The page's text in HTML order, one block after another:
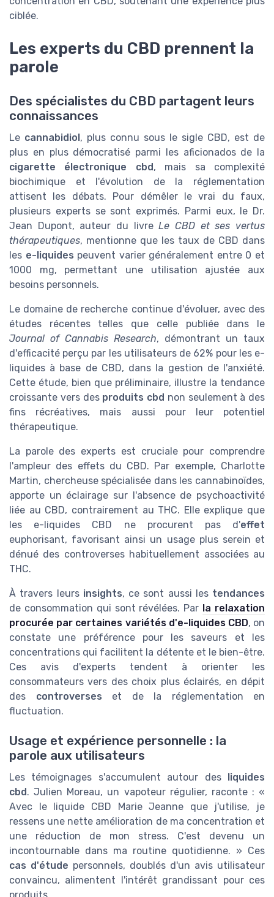
ciblée.
Les experts du CBD prennent la
parole
Des spécialistes du CBD partagent leurs
connaissances
Le cannabidiol, plus connu sous le sigle CBD, est de
plus en plus démocratisé parmi les aficionados de la
cigarette électronique cbd, mais sa complexité
biochimique et l'évolution de la réglementation
attisent les débats. Pour démêler le vrai du faux,
plusieurs experts se sont exprimés. Parmi eux, le Dr.
Jean Dupont, auteur du livreLe CBD et ses vertus
thérapeutiques, mentionne que les taux de CBD dans
les e-liquides peuvent varier généralement entre 0 et
1000 mg, permettant une utilisation ajustée aux
besoins personnels.
Le domaine de recherche continue d'évoluer, avec des
études récentes telles que celle publiée dans le
Journal of Cannabis Research, démontrant un taux
d'efficacité perçu par les utilisateurs de 62% pour les e-
liquides à base de CBD, dans la gestion de l'anxiété.
Cette étude, bien que préliminaire, illustre la tendance
croissante vers des produits cbd non seulement à des
fins récréatives, mais aussi pour leur potentiel
thérapeutique.
La parole des experts est cruciale pour comprendre
l'ampleur des effets du CBD. Par exemple, Charlotte
Martin, chercheuse spécialisée dans les cannabinoïdes,
apporte un éclairage sur l'absence de psychoactivité
liée au CBD, contrairement au THC. Elle explique que
les e-liquides CBD ne procurent pas d'effet
euphorisant, favorisant ainsi un usage plus serein et
dénué des controverses habituellement associées au
THC.
À travers leurs insights, ce sont aussi les tendances
de consommation qui sont révélées. Par la relaxation
procurée par certaines variétés d'e-liquides CBD, on
constate une préférence pour les saveurs et les
concentrations qui facilitent la détente et le bien-être.
Ces avis d'experts tendent à orienter les
consommateurs vers des choix plus éclairés, en dépit
des controverses et de la réglementation en
fluctuation.
Usage et expérience personnelle : la
parole aux utilisateurs
Les témoignages s'accumulent autour des
liquides
cbd . Julien Moreau, un vapoteur régulier, raconte : «
Avec le liquide CBD Marie Jeanne que j'utilise, je
ressens une nette amélioration de ma concentration et
une réduction de mon stress. C'est devenu un
incontournable dans ma routine quotidienne. » Ces
cas d'étude personnels, doublés d'un avis utilisateur
convaincu, alimentent l'intérêt grandissant pour ces